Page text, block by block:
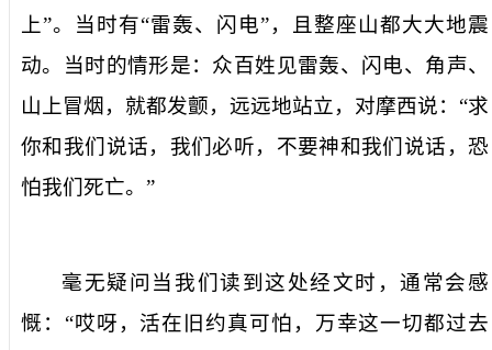
上”。当时有“雷轰、闪电”，且整座山都大大地震
动。当时的情形是：众百姓见雷轰、闪电、角声、
山上冒烟，就都发颤，远远地站立，对摩西说：“求
你和我们说话，我们必听，不要神和我们说话，恐
怕我们死亡。”
毫无疑问当我们读到这处经文时，通常会感
慨：“哎呀，活在旧约真可怕，万幸这一切都过去